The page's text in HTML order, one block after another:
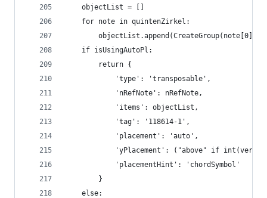
    objectList = []
    for note in quintenZirkel:
objectList.append(CreateGroup(note[0] +
    if isUsingAutoPl:
        return {
            'type': 'transposable',
            'nRefNote': nRefNote,
            'items': objectList,
            'tag': '118614-1',
            'placement': 'auto',
'yPlacement': ("above" if
            'placementHint': 'chordSymbol'
        }
    else: